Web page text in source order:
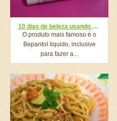
10 dias de beleza usando bepantol pomada
O produto mais famoso é o
Bepantol liquido, inclusive
para fazer a...